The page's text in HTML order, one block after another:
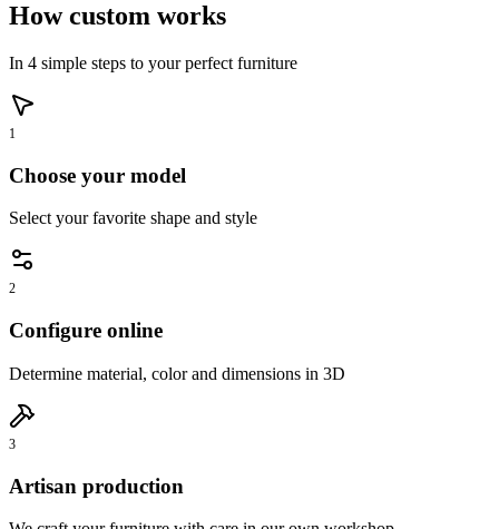
How custom works
In 4 simple steps to your perfect furniture
1
Choose your model
Select your favorite shape and style
2
Configure online
Determine material, color and dimensions in 3D
3
Artisan production